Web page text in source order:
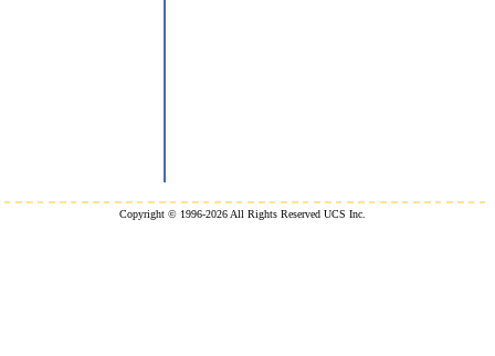
Copyright © 1996-2026 All Rights Reserved UCS Inc.